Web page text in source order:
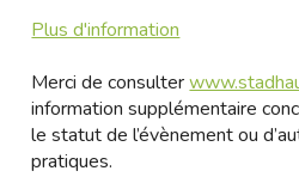
Plus d'information
Merci de consulter
information supplémentaire
le statut de l’évènement ou
pratiques.